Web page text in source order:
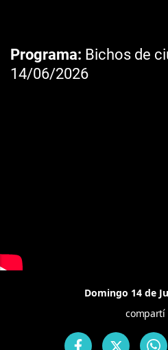
Programa Bichos de
14/06/2026
Domingo 14 de
compartí